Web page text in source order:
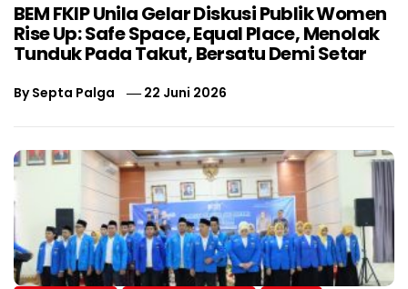
BEM FKIP Unila Gelar Diskusi Publik Women
Rise Up: Safe Space, Equal Place, Menolak
Tunduk Pada Takut, Bersatu Demi Setar
BySepta Palga 22 Juni 2026